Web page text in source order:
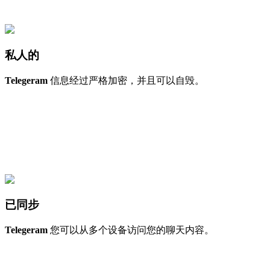
私人的
Telegeram 信息经过严格加密，并且可以自毁。
已同步
Telegeram 您可以从多个设备访问您的聊天内容。